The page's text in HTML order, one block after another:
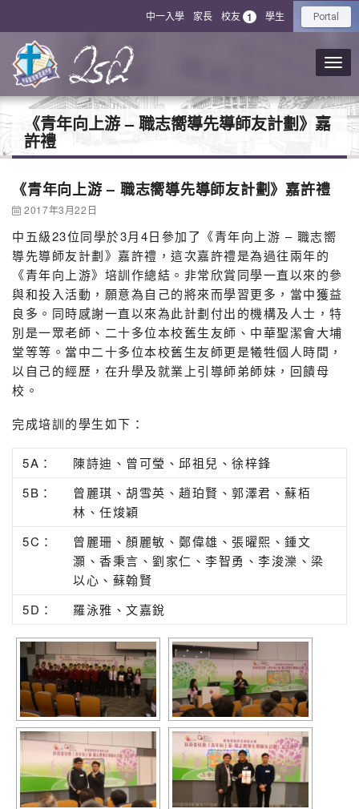
中一入學 家長 校友 1 學生 Portal
《青年向上游 – 職志嚮導先導師友計劃》嘉
許禮
《青年向上游 – 職志嚮導先導師友計劃》嘉許禮
2017年3月22日
中五級23位同學於3月4日參加了《青年向上游 – 職志嚮
導先導師友計劃》嘉許禮，這次嘉許禮是為過往兩年的
《青年向上游》培訓作總結。非常欣賞同學一直以來的參
與和投入活動，願意為自己的將來而學習更多，當中獲益
良多。同時感謝一直以來為此計劃付出的機構及人士，特
別是一眾老師、二十多位本校舊生友師、中華聖潔會大埔
堂等等。當中二十多位本校舊生友師更是犧牲個人時間，
以自己的經歷，在升學及就業上引導師弟師妹，回饋母
校。
完成培訓的學生如下：
5A：
陳詩迪、曾可瑩、邱祖兒、徐梓鋒
5B：
曾麗琪、胡雪英、趙珀賢、郭澤君、蘇栢
林、任焌穎
5C：
曾麗珊、顏麗敏、鄭偉雄、張曜熙、鍾文
灝、香秉言、劉家仁、李智勇、李浚濼、梁
以心、蘇翰賢
5D：
羅泳雅、文嘉銳